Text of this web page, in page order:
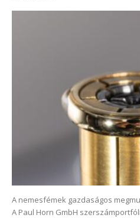
A nemesfémek gazdaságos
A Paul Horn GmbH